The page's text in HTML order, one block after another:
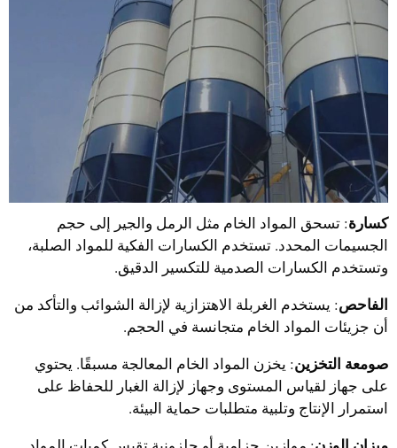
كسارة: تسحق المواد الخام مثل الرمل والجير إلى حجم
الجسيمات المحدد. تستخدم الكسارات الفكية للمواد الصلبة،
وتستخدم الكسارات الصدمية للتكسير الدقيق.
الفاحص: يستخدم الغربلة الاهتزازية لإزالة الشوائب والتأكد من
أن جزيئات المواد الخام متجانسة في الحجم.
صومعة التخزين: يخزن المواد الخام المعالجة مسبقًا. يحتوي
على جهاز لقياس المستوى وجهاز لإزالة الغبار للحفاظ على
استمرار الإنتاج وتلبية متطلبات حماية البيئة.